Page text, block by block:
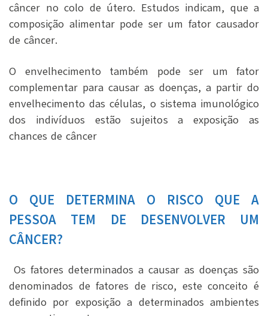
câncer no colo de útero. Estudos indicam, que a
composição alimentar pode ser um fator causador
de câncer.
O envelhecimento também pode ser um fator
complementar para causar as doenças, a partir do
envelhecimento das células, o sistema imunológico
dos indivíduos estão sujeitos a exposição as
chances de câncer
O QUE DETERMINA O RISCO QUE A
PESSOA TEM DE DESENVOLVER UM
CÂNCER?
Os fatores determinados a causar as doenças são
denominados de fatores de risco, este conceito é
definido por exposição a determinados ambientes